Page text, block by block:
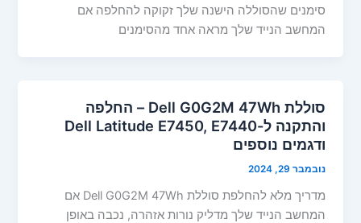
סימנים שהסוללה הישנה שלך זקוקה להחלפה אם
המחשב הנייד שלך מראה אחד מהסימנים
סוללת Dell G0G2M 47Wh – החלפה
והתקנה ל-Dell Latitude E7450, E7440
ודגמים נוספים
נובמבר 29, 2024
מדריך מלא להחלפת סוללת Dell G0G2M 47Wh אם
המחשב הנייד שלך מדליק נורות אזהרה, נכבה באופן